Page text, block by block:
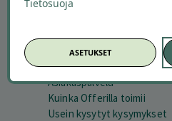
APUA JA NEUVOJA
Peruuta tilaus
Asiakaspalvelu
Kuinka Offerilla toimii
Usein kysytyt kysymykset
Tietosuoja
ASETUKSET